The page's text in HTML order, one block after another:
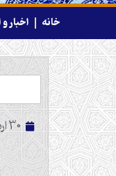
خانه اخبار
30 اردیبهشت 1404